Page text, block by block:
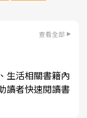
查看全部
生活相關書籍內
讀者快速閱讀書